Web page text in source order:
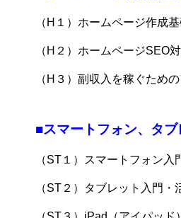
（H１）ホームページ作成
（H２）ホームページSEO
（H３）副収入を稼ぐため
■スマートフォン、タ
（ST１）スマートフォン入
（ST２）タブレット入門・